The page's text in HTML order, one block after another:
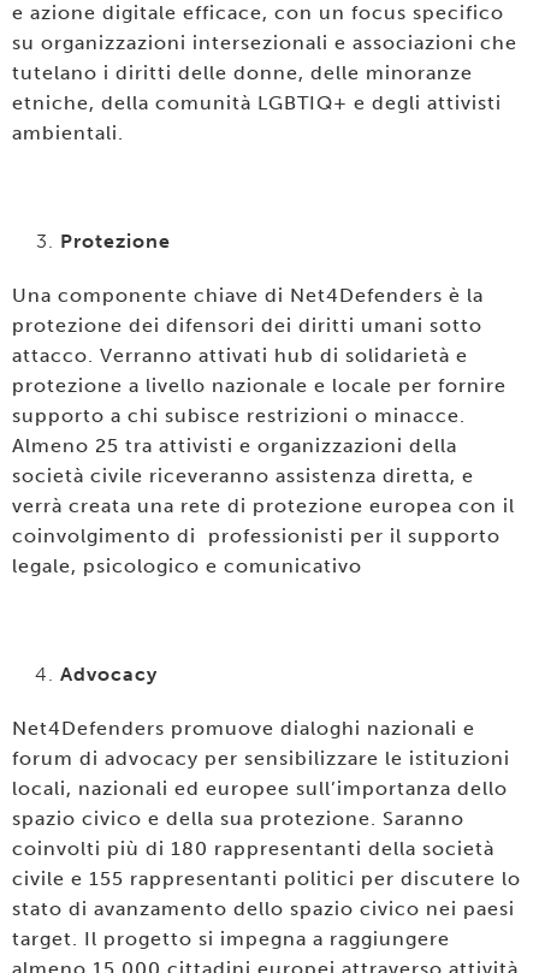
e azione digitale efficace, con un focus specifico
su organizzazioni intersezionali e associazioni che
tutelano i diritti delle donne, delle minoranze
etniche, della comunità LGBTIQ+ e degli attivisti
ambientali.
Protezione
Una componente chiave di Net4Defenders è la
protezione dei difensori dei diritti umani sotto
attacco. Verranno attivati hub di solidarietà e
protezione a livello nazionale e locale per fornire
supporto a chi subisce restrizioni o minacce.
Almeno 25 tra attivisti e organizzazioni della
società civile riceveranno assistenza diretta, e
verrà creata una rete di protezione europea con il
coinvolgimento di professionisti per il supporto
legale, psicologico e comunicativo
Advocacy
Net4Defenders promuove dialoghi nazionali e
forum di advocacy per sensibilizzare le istituzioni
locali, nazionali ed europee sull’importanza dello
spazio civico e della sua protezione. Saranno
coinvolti più di 180 rappresentanti della società
civile e 155 rappresentanti politici per discutere lo
stato di avanzamento dello spazio civico nei paesi
target. Il progetto si impegna a raggiungere